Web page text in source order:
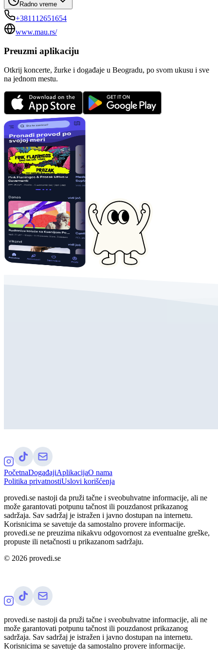
Radno vreme
+381112651654
www.mau.rs/
Preuzmi aplikaciju
Otkrij koncerte, žurke i događaje u Beogradu, po svom ukusu i sve
na jednom mestu.
PočetnaDogađajiAplikacijaO nama
Politika privatnostiUslovi korišćenja
provedi.se nastoji da pruži tačne i sveobuhvatne informacije, ali ne
može garantovati potpunu tačnost ili pouzdanost prikazanog
sadržaja. Sav sadržaj je istražen i javno dostupan na internetu.
Korisnicima se savetuje da samostalno provere informacije.
provedi.se ne preuzima nikakvu odgovornost za eventualne greške,
propuste ili netačnosti u prikazanom sadržaju.
© 2026 provedi.se
provedi.se nastoji da pruži tačne i sveobuhvatne informacije, ali ne
može garantovati potpunu tačnost ili pouzdanost prikazanog
sadržaja. Sav sadržaj je istražen i javno dostupan na internetu.
Korisnicima se savetuje da samostalno provere informacije.